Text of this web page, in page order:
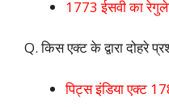
1773 ईसवी का
Q. किस एक्ट के द्वारा दोहरे
पिट्स इंडिया एक्ट